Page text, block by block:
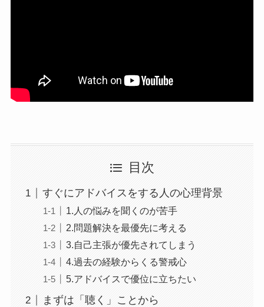
目次
すぐにアドバイスをする人の心理背景
1.人の悩みを聞くのが苦手
2.問題解決を最優先に考える
3.自己主張が優先されてしまう
4.過去の経験からくる警戒心
5.アドバイスで優位に立ちたい
まずは「聴く」ことから